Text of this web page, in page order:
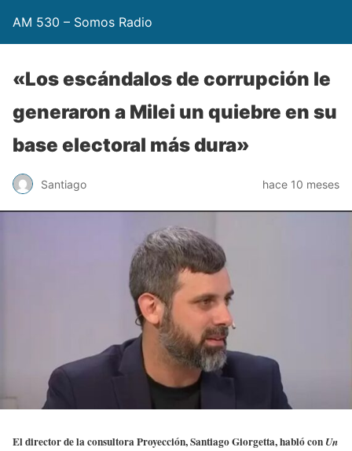
AM 530 – Somos Radio
«Los escándalos de corrupción le
generaron a Milei un quiebre en su
base electoral más dura»
Santiago hace 10 meses
El director de la consultora Proyección, Santiago Giorgetta, habló con Un